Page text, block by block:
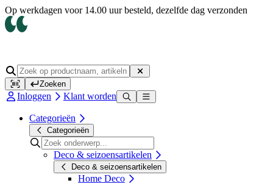
Op werkdagen voor 14.00 uur besteld, dezelfde dag verzonden
Zoeken
Inloggen Klant worden
Categorieën
Categorieën
Deco & seizoensartikelen
Deco & seizoensartikelen
Home Deco